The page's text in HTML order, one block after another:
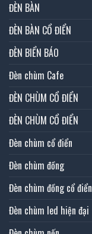
ĐÈN BÀN
ĐÈN BÀN CỔ ĐIỂN
ĐÈN BIỂN BÁO
Đèn chùm Cafe
ĐÈN CHÙM CỔ ĐIỂN
ĐÈN CHÙM CỔ ĐIỂN
Đèn chùm cổ điển
Đèn chùm đồng
Đèn chùm đồng cổ điển
Đèn chùm led hiện đại